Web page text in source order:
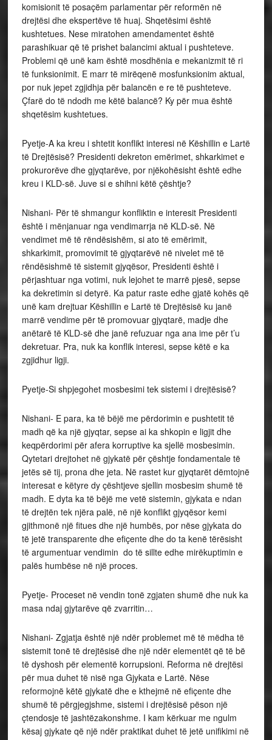
komisionit të posaçëm parlamentar për reformën në
drejtësi dhe ekspertëve të huaj. Shqetësimi është
kushtetues. Nese miratohen amendamentet është
parashikuar që të prishet balancimi aktual i pushteteve.
Problemi që unë kam është mosdhënia e mekanizmit të ri
të funksionimit. E marr të mirëqenë mosfunksionim aktual,
por nuk jepet zgjidhja për balancën e re të pushteteve.
Çfarë do të ndodh me këtë balancë? Ky për mua është
shqetësim kushtetues.
Pyetje-A ka kreu i shtetit konflikt interesi në Këshillin e Lartë
të Drejtësisë? Presidenti dekreton emërimet, shkarkimet e
prokurorëve dhe gjyqtarëve, por njëkohësisht është edhe
kreu i KLD-së. Juve si e shihni këtë çështje?
Nishani- Për të shmangur konfliktin e interesit Presidenti
është i mënjanuar nga vendimarrja në KLD-së. Në
vendimet më të rëndësishëm, si ato të emërimit,
shkarkimit, promovimit të gjyqtarëvë në nivelet më të
rëndësishmë të sistemit gjyqësor, Presidenti është i
përjashtuar nga votimi, nuk lejohet te marrë pjesë, sepse
ka dekretimin si detyrë. Ka patur raste edhe gjatë kohës që
unë kam drejtuar Këshillin e Lartë të Drejtësisë ku janë
marrë vendime për të promovuar gjyqtarë, madje dhe
anëtarë të KLD-së dhe janë refuzuar nga ana ime për t’u
dekretuar. Pra, nuk ka konflik interesi, sepse këtë e ka
zgjidhur ligji.
Pyetje-Si shpjegohet mosbesimi tek sistemi i drejtësisë?
Nishani- E para, ka të bëjë me përdorimin e pushtetit të
madh që ka një gjyqtar, sepse ai ka shkopin e ligjit dhe
keqpërdorimi për afera korruptive ka sjellë mosbesimin.
Qytetari drejtohet në gjykatë për çështje fondamentale të
jetës së tij, prona dhe jeta. Në rastet kur gjyqtarët dëmtojnë
interesat e këtyre dy çështjeve sjellin mosbesim shumë të
madh. E dyta ka të bëjë me vetë sistemin, gjykata e ndan
të drejtën tek njëra palë, në një konflikt gjyqësor kemi
gjithmonë një fitues dhe një humbës, por nëse gjykata do
të jetë transparente dhe efiçente dhe do ta kenë tërësisht
të argumentuar vendimin do të sillte edhe mirëkuptimin e
palës humbëse në një proces.
Pyetje- Proceset në vendin tonë zgjaten shumë dhe nuk ka
masa ndaj gjytarëve që zvarritin…
Nishani- Zgjatja është një ndër problemet më të mëdha të
sistemit tonë të drejtësisë dhe një ndër elementët që të bë
të dyshosh për elementë korrupsioni. Reforma në drejtësi
për mua duhet të nisë nga Gjykata e Lartë. Nëse
reformojnë këtë gjykatë dhe e kthejmë në efiçente dhe
shumë të përgjegjshme, sistemi i drejtësisë pëson një
çtendosje të jashtëzakonshme. I kam kërkuar me ngulm
kësaj gjykate që një ndër praktikat duhet të jetë unifikimi në